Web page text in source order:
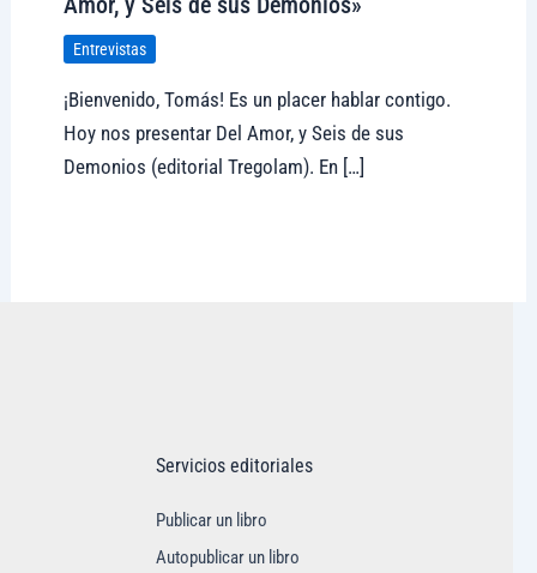
Entrevistas
¡Bienvenido, Tomás! Es un placer hablar contigo.
Hoy nos presentar Del Amor, y Seis de sus
Demonios (editorial Tregolam). En […]
Servicios editoriales
Publicar un libro
Autopublicar un libro